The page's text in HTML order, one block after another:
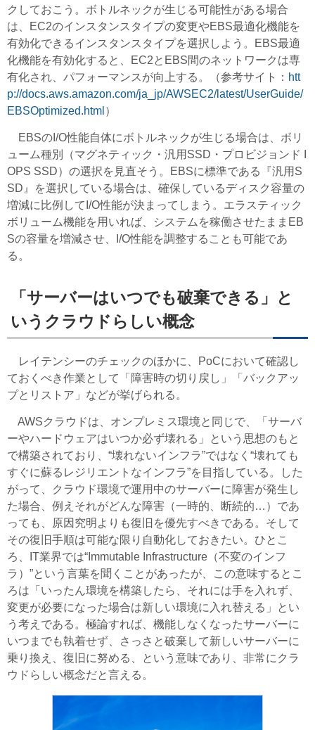
クしておこう。ボトルネックが生じる可能性がある場合
は、EC2のインスタンスタイプの変更やEBS最適化機能を
有効化できるインスタンスタイプを選択しよう。EBS最適
化機能を有効化すると、EC2とEBS間のネットワークは専
有化され、パフォーマンスが向上する。（参考サイト： htt
p://docs.aws.amazon.com/ja_jp/AWSEC2/latest/UserGuide/
EBSOptimized.html ）
EBSのI/O性能自体にボトルネックが生じる場合は、ボリ
ューム種別（マグネティック・汎用SSD・プロビジョンド I
OPS SSD）の選択を見直そう。EBSに標準である『汎用S
SD』を選択している場合は、確保しているディスク容量の
増減に比例してI/O性能が決まってしまう。エラスティック
ボリューム機能を用いれば、システムを稼働させたままEB
Sの容量を増減させ、I/O性能を調整することも可能であ
る。
「サーバーはいつでも破棄できる」と
いうクラウドらしい概念
レイテンシーのチェックのほかに、PoCにおいて確認し
ておくべき作業として「障害時の切り戻し」「バックアッ
プとリストア」などが挙げられる。
AWSクラウドは、オンプレミス環境と同じで、「サーバ
ーやハードウェアはいつか必ず壊れる」という思想のもと
で構築されており、“壊れないインフラ”ではなく“壊れても
すぐに蘇るレジリエントなインフラ”を目指している。した
がって、クラウド環境で運用中のサーバーに障害が発生し
た場合、例えそれがどんな障害（一時的、断続的…）であ
っても、原因究明よりも復旧を優先すべきである。そして
その復旧手順は可能な限り自動化しておきたい。ひとこ
ろ、IT業界では“Immutable Infrastructure（不変のインフ
ラ）”という言葉を聞くことがあったが、この意味するとこ
ろは「いったん環境を構築したら、それには手を入れず、
変更が必要になった場合は新しい環境に入れ替える」とい
う考えである。極論すれば、機能しなくなったサーバーに
いつまでも執着せず、さっさと破棄して新しいサーバーに
乗り換え、復旧に努める、という意味であり、非常にクラ
ウドらしい概念だと言える。